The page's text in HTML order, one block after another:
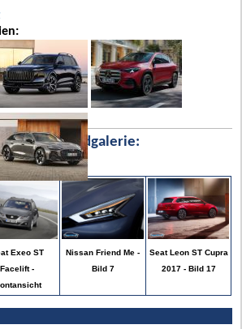
unserer Bildgalerie:
Exeo ST
Facelift -
Nissan Friend Me -
Bild 7
Seat Leon ST Cupra
2017 - Bild 17